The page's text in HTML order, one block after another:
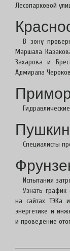
Лесопарковой
В зону
Маршала
Захарова и
Адмирала
Специалисты
Испытания
Узнать
на сайтах ТЭКа
энергетике и
и проведение